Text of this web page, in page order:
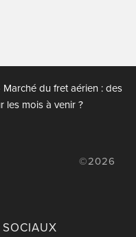
Marché du fret aérien : des
les mois à venir ?
©2026